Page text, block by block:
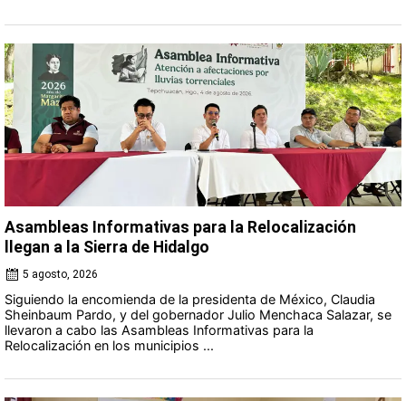
Asambleas Informativas para la Relocalización
llegan a la Sierra de Hidalgo
5 agosto, 2026
Siguiendo la encomienda de la presidenta de México, Claudia
Sheinbaum Pardo, y del gobernador Julio Menchaca Salazar, se
llevaron a cabo las Asambleas Informativas para la
Relocalización en los municipios ...